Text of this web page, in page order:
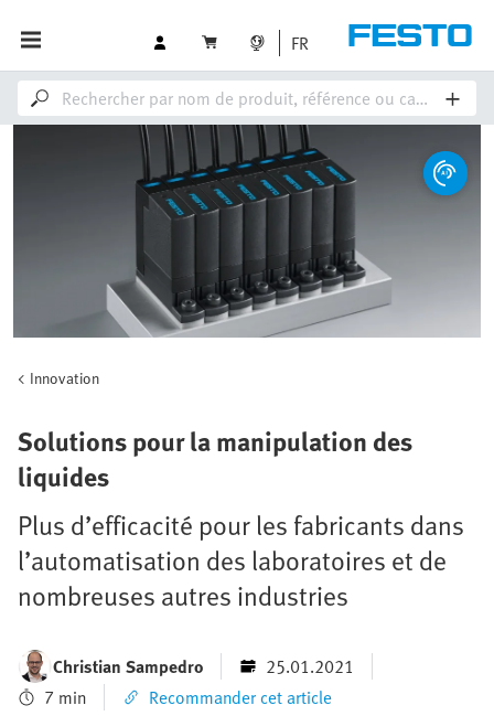
FR
Innovation
Solutions pour la manipulation des
liquides
Plus d’efficacité pour les fabricants dans
l’automatisation des laboratoires et de
nombreuses autres industries
Christian Sampedro
25.01.2021
7 min
Recommander cet article